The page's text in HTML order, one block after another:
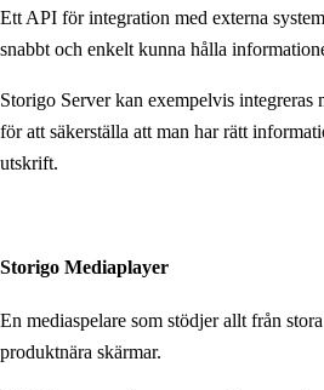
Ett API för integration med externa
snabbt och enkelt kunna hålla
Storigo Server kan exempelvis integreras
för att säkerställa att man har rätt
utskrift.
Storigo Mediaplayer
En mediaspelare som stödjer allt från
produktnära skärmar.